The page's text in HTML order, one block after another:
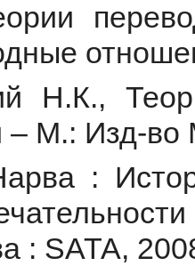
Н.К.,
– М.: Изд-во
:
: SATA,